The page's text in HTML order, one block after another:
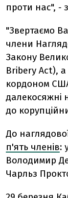
проти нас", -
"Звертаємо
члени
Закону
Bribery Act),
кордоном
далекосяжні
до
До
п'ять членів:
Володимир
Чарльз